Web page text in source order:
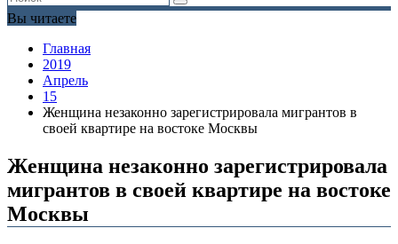
Вы читаете
Главная
2019
Апрель
15
Женщина незаконно зарегистрировала мигрантов в
своей квартире на востоке Москвы
Женщина незаконно зарегистрировала
мигрантов в своей квартире на востоке
Москвы